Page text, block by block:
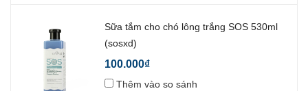
Sữa tắm cho chó lông trắng SOS 530ml
(sosxd)
100.000₫
Thêm vào so sánh